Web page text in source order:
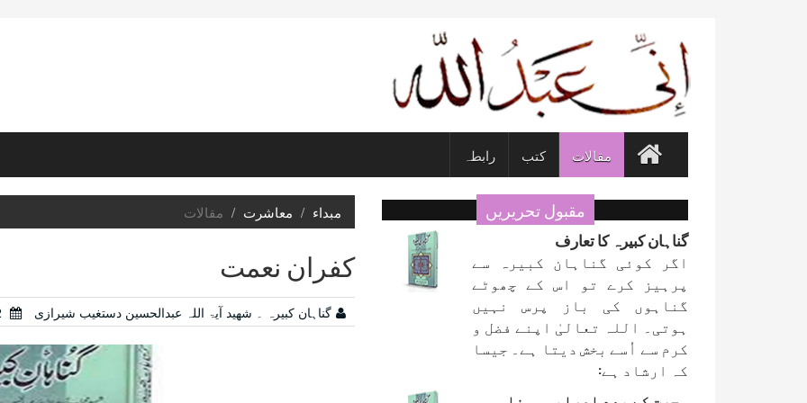
مقالات کتب رابطہ
مبداء معاشرت مقالات
کفران نعمت
گناہان کبیرہ ۔ شھید آیۃ اللہ عبدالحسین دستغیب شیرازی
مقبول تحریریں
گناہان کبیرہ کا تعارف
اگر کوئی گناہان کبیرہ سے
پرہیز کرے تو اس کے چھوٹے
گناہوں کی باز پرس نہیں
ہوتی۔ اللہ تعالیٰ اپنے فضل و
کرم سے اُسے بخش دیتا ہے۔ جیسا
کہ ارشاد ہے: